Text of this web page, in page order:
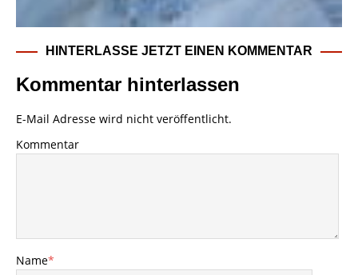
HINTERLASSE JETZT EINEN KOMMENTAR
Kommentar hinterlassen
E-Mail Adresse wird nicht veröffentlicht.
Kommentar
Name*